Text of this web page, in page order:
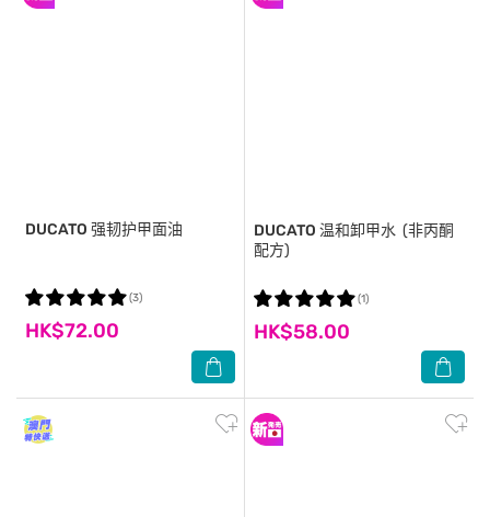
DUCATO 强韧护甲面油
HK$72.00
(3)
DUCATO 温和卸甲水 (非丙酮
配方)
HK$58.00
(1)